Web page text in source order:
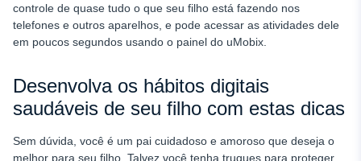
controle de quase tudo o que seu filho está fazendo nos
telefones e outros aparelhos, e pode acessar as atividades dele
em poucos segundos usando o painel do uMobix.
Desenvolva os hábitos digitais
saudáveis de seu filho com estas dicas
Sem dúvida, você é um pai cuidadoso e amoroso que deseja o
melhor para seu filho. Talvez você tenha truques para proteger